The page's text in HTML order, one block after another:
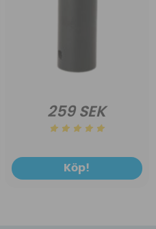
259 SEK
Köp!